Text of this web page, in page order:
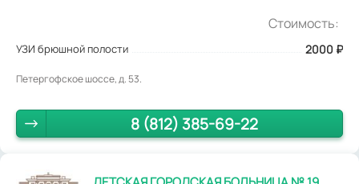
Стоимость:
УЗИ брюшной полости 2000 ₽
Петергофское шоссе, д. 53.
8 (812) 385-69-22